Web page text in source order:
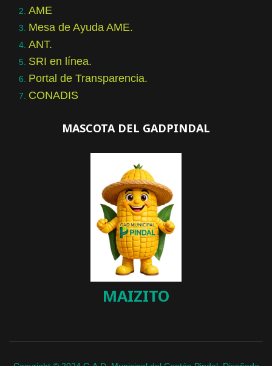
AME
Mesa de Ayuda AME.
ANT.
SRI en línea.
Portal de Transparencia.
CONADIS
MASCOTA DEL GADPINDAL
MAIZITO